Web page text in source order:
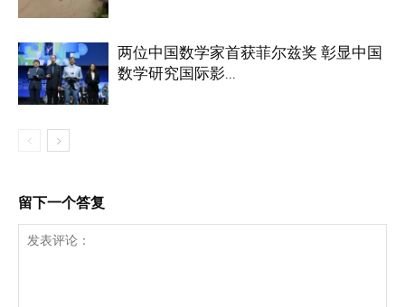
两位中国数学家首获菲尔兹奖 彰显中国
数学研究国际影...
留下一个答复